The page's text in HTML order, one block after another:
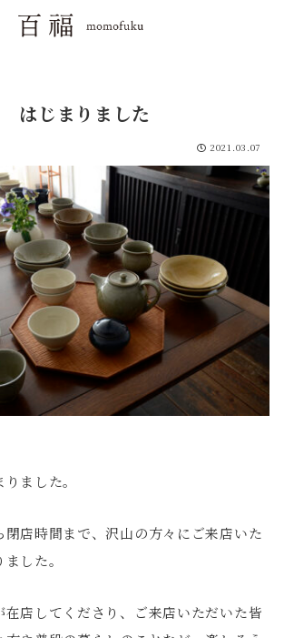
はじまりました
2021.03.07
ました。
店時間まで、沢山の方々にご来店いた
した。
在店してくださり、ご来店いただいた皆